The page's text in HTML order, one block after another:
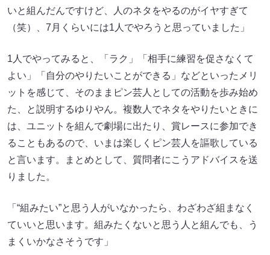
いと組んだんですけど、人のネタをやるのがイヤすぎて
（笑）、7月くらいには1人でやろうと思っていました」
1人でやってみると、「ラク」「相手に練習を促さなくて
よい」「自分のやりたいことができる」などといったメリ
ットを感じて、そのままピン芸人としての活動を歩み始め
た、と説明するゆりやん。複数人でネタをやりたいときに
は、ユニットを組んで劇場に出たり、賞レースに参加でき
ることもあるので、いまは楽しくピン芸人を謳歌している
と言います。まとめとして、質問者にこうアドバイスを送
りました。
「“組みたい”と思う人がいなかったら、わざわざ組まなく
ていいと思います。組みたくないと思う人と組んでも、う
まくいかなさそうです」